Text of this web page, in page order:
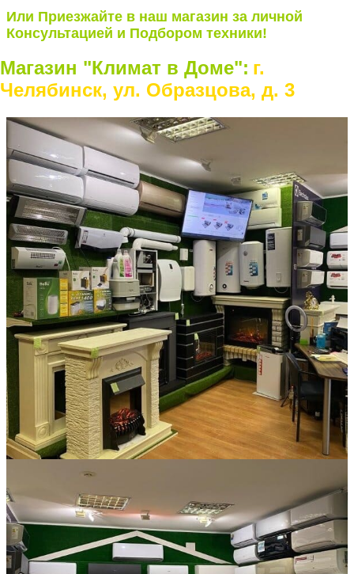
Или Приезжайте в наш магазин за личной
Консультацией и Подбором техники!
Магазин "Климат в Доме": г.
Челябинск, ул. Образцова, д. 3